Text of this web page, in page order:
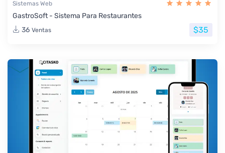
Sistemas Web
GastroSoft - Sistema Para Restaurantes
36 Ventas $35